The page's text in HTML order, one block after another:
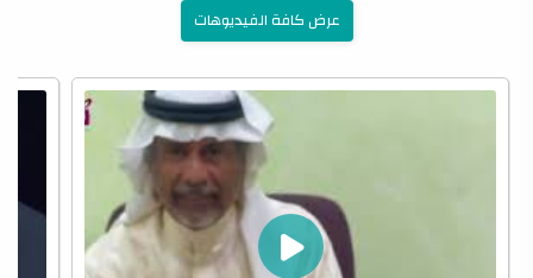
عرض كافة الفيديوهات